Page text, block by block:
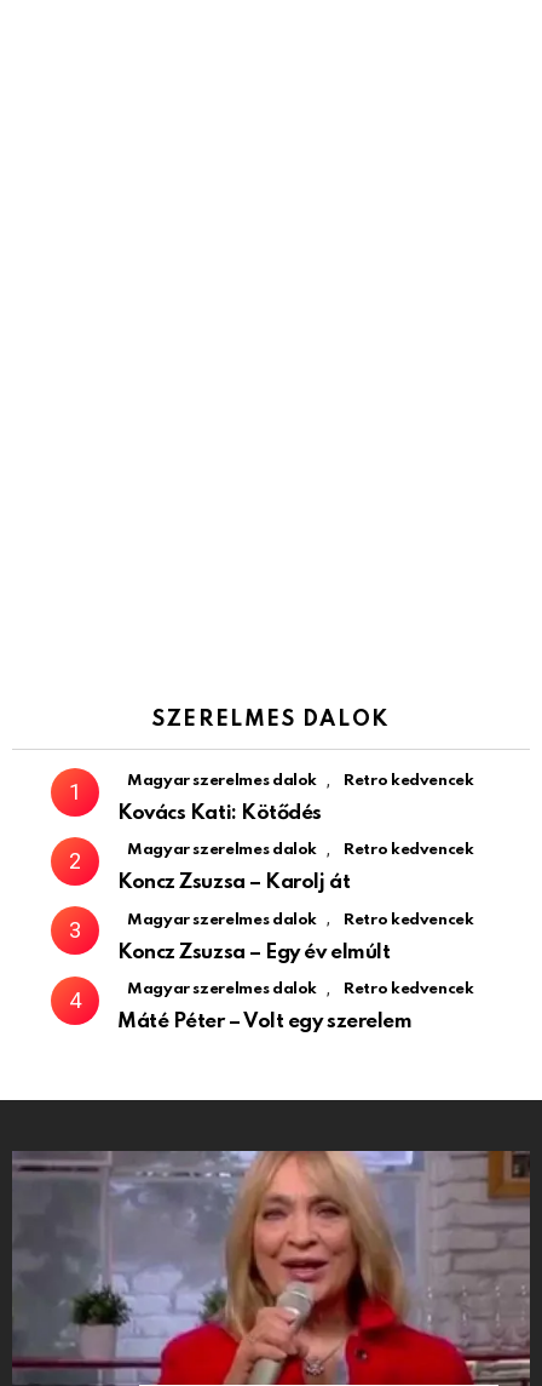
SZERELMES DALOK
Magyar szerelmes dalok , Retro kedvencek
Kovács Kati: Kötődés
Magyar szerelmes dalok , Retro kedvencek
Koncz Zsuzsa – Karolj át
Magyar szerelmes dalok , Retro kedvencek
Koncz Zsuzsa – Egy év elmúlt
Magyar szerelmes dalok , Retro kedvencek
Máté Péter – Volt egy szerelem